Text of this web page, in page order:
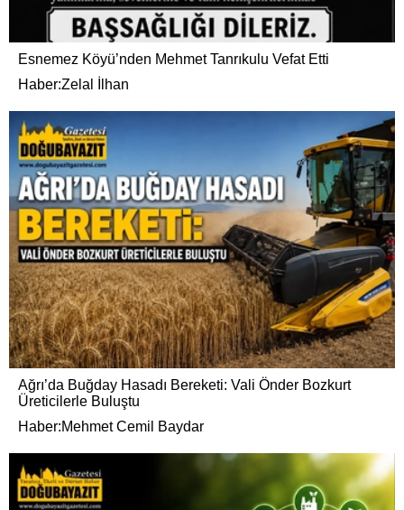
Esnemez Köyü’nden Mehmet Tanrıkulu Vefat Etti
Haber:Zelal İlhan
Ağrı’da Buğday Hasadı Bereketi: Vali Önder Bozkurt
Üreticilerle Buluştu
Haber:Mehmet Cemil Baydar